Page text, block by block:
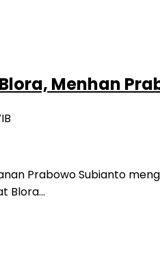
Menhan
Prabowo Subianto
Blora…